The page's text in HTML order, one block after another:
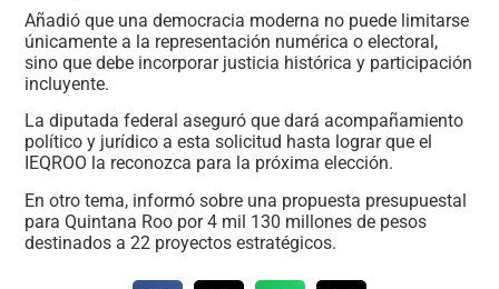
Añadió que una democracia moderna no puede limitarse
únicamente a la representación numérica o electoral,
sino que debe incorporar justicia histórica y participación
incluyente.
La diputada federal aseguró que dará acompañamiento
político y jurídico a esta solicitud hasta lograr que el
IEQROO la reconozca para la próxima elección.
En otro tema, informó sobre una propuesta presupuestal
para Quintana Roo por 4 mil 130 millones de pesos
destinados a 22 proyectos estratégicos.